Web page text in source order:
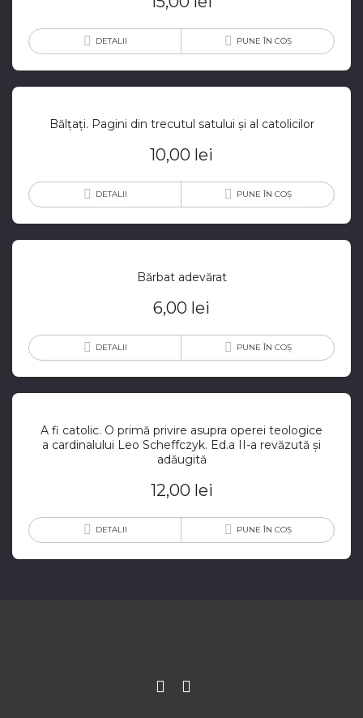
DETALII PUNE ÎN COȘ
Bălțați. Pagini din trecutul satului și al catolicilor
10,00 lei
DETALII PUNE ÎN COȘ
Bărbat adevărat
6,00 lei
DETALII PUNE ÎN COȘ
A fi catolic. O primă privire asupra operei teologice
a cardinalului Leo Scheffczyk. Ed.a II-a revăzută și
adăugită
12,00 lei
DETALII PUNE ÎN COȘ